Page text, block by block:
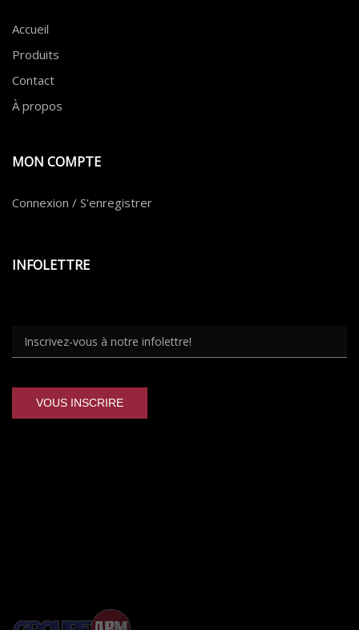
Accueil
Produits
Contact
À propos
MON COMPTE
Connexion / S'enregistrer
INFOLETTRE